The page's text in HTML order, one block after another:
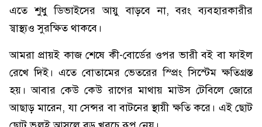
এতে শুধু ডিভাইসের আয়ু বাড়বে না, বরং ব্যবহারকারীর
স্বাস্থ্যও সুরক্ষিত থাকবে।
আমরা প্রায়ই কাজ শেষে কী-বোর্ডের ওপর ভারী বই বা ফাইল
রেখে দিই। এতে বোতামের ভেতরের স্প্রিং সিস্টেম ক্ষতিগ্রস্ত
হয়। আবার কেউ কেউ রাগের মাথায় মাউস টেবিলে জোরে
আছাড় মারেন, যা সেন্সর বা বাটনের স্থায়ী ক্ষতি করে। এই ছোট